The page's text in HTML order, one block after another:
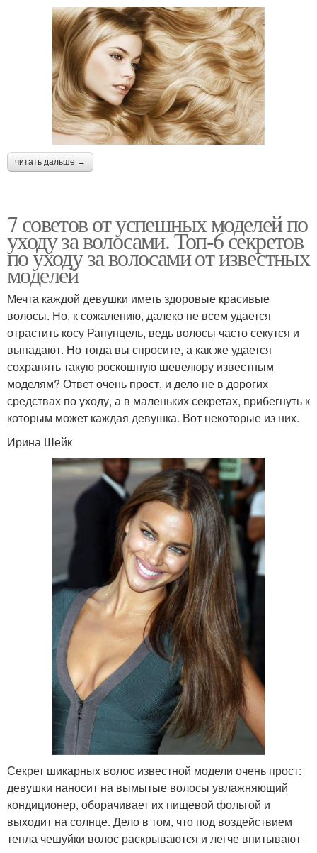
читать дальше →
7 советов от успешных моделей по
уходу за волосами. Топ-6 секретов
по уходу за волосами от известных
моделей
Мечта каждой девушки иметь здоровые красивые
волосы. Но, к сожалению, далеко не всем удается
отрастить косу Рапунцель, ведь волосы часто секутся и
выпадают. Но тогда вы спросите, а как же удается
сохранять такую роскошную шевелюру известным
моделям? Ответ очень прост, и дело не в дорогих
средствах по уходу, а в маленьких секретах, прибегнуть к
которым может каждая девушка. Вот некоторые из них.
Ирина Шейк
Секрет шикарных волос известной модели очень прост:
девушки наносит на вымытые волосы увлажняющий
кондиционер, оборачивает их пищевой фольгой и
выходит на солнце. Дело в том, что под воздействием
тепла чешуйки волос раскрываются и легче впитывают